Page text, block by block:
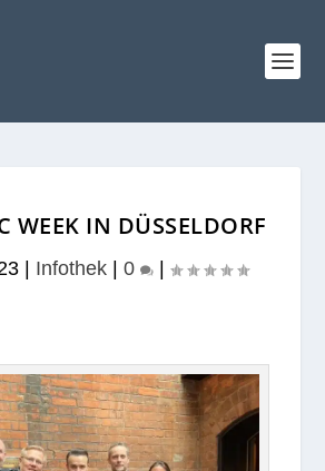
WEEK IN DÜSSELDORF
Infothek 0